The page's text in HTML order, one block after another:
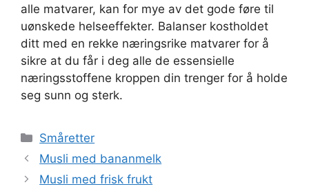
alle matvarer, kan for mye av det gode føre til
uønskede helseeffekter. Balanser kostholdet
ditt med en rekke næringsrike matvarer for å
sikre at du får i deg alle de essensielle
næringsstoffene kroppen din trenger for å holde
seg sunn og sterk.
Kategorier
Småretter
Musli med bananmelk
Musli med frisk frukt